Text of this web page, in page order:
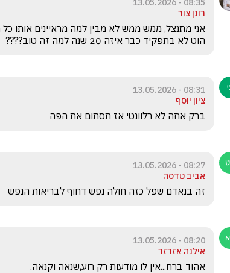
08:35 - 13.05.2026
רונן צור
הוט לא בתפקיד כבר איזה 20 שנה למה זה טוב????
08:31 - 13.05.2026
ציון יוסף
ברק אתה לא רלוונטי אז תסתום את הפה
08:27 - 13.05.2026
אביב טדסה
זה בנאדם שפל כזה חולה נפש דחוף לבריאות הנפש
08:20 - 13.05.2026
אילנה אזרזר
אהוד ברח...אין לו מודעות רק רוע,שנאה וקנאה.